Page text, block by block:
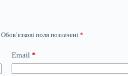
Обов’язкові поля позначені *
Email *